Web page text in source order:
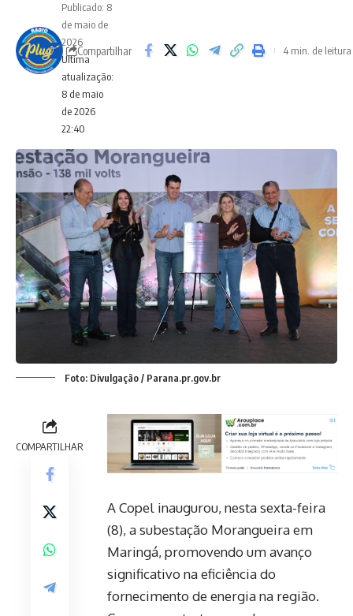
Ultima
atualização:
8 de maio
de 2026
22:40
Publicado: 8
de maio de
2026
Compartilhar 4 min. de leitura
Foto: Divulgação / Parana.pr.gov.br
COMPARTILHAR
A Copel inaugurou, nesta sexta-feira
(8), a subestação Morangueira em
Maringá, promovendo um avanço
significativo na eficiência do
fornecimento de energia na região.